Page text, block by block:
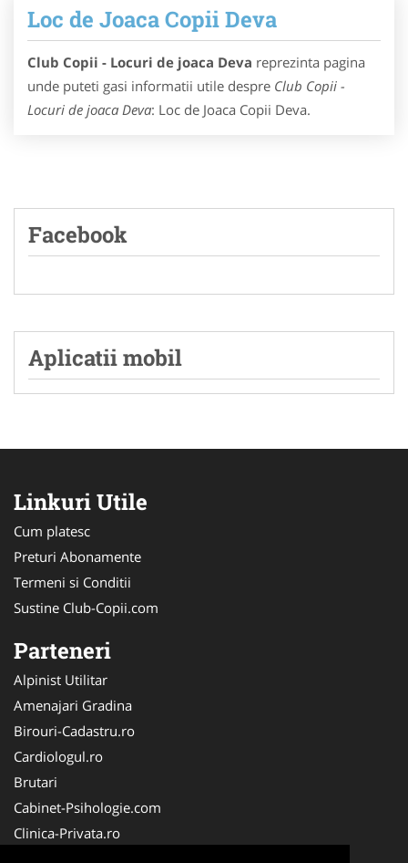
Loc de Joaca Copii Deva
Club Copii - Locuri de joaca Deva reprezinta pagina
unde puteti gasi informatii utile despre Club Copii -
Locuri de joaca Deva: Loc de Joaca Copii Deva.
Facebook
Aplicatii mobil
Linkuri Utile
Cum platesc
Preturi Abonamente
Termeni si Conditii
Sustine Club-Copii.com
Parteneri
Alpinist Utilitar
Amenajari Gradina
Birouri-Cadastru.ro
Cardiologul.ro
Brutari
Cabinet-Psihologie.com
Clinica-Privata.ro